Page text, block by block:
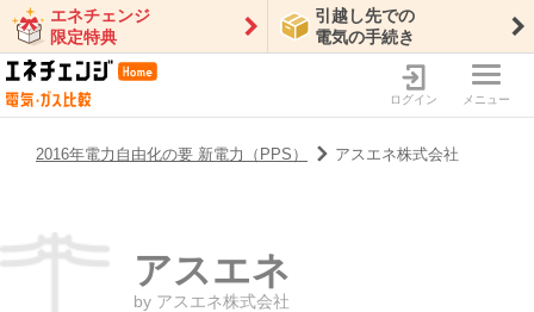
エネチェンジ
限定特典
引越し先での
電気の手続き
ログイン メニュー
2016年電力自由化の要 新電力（PPS） アスエネ株式会社
アスエネ
by アスエネ株式会社